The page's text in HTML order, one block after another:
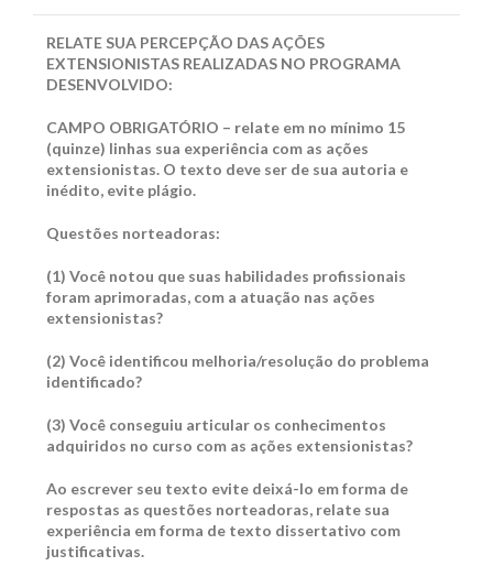
RELATE SUA PERCEPÇÃO DAS AÇÕES
EXTENSIONISTAS REALIZADAS NO PROGRAMA
DESENVOLVIDO:
CAMPO OBRIGATÓRIO – relate em no mínimo 15
(quinze) linhas sua experiência com as ações
extensionistas. O texto deve ser de sua autoria e
inédito, evite plágio.
Questões norteadoras:
(1) Você notou que suas habilidades profissionais
foram aprimoradas, com a atuação nas ações
extensionistas?
(2) Você identificou melhoria/resolução do problema
identificado?
(3) Você conseguiu articular os conhecimentos
adquiridos no curso com as ações extensionistas?
Ao escrever seu texto evite deixá-lo em forma de
respostas as questões norteadoras, relate sua
experiência em forma de texto dissertativo com
justificativas.